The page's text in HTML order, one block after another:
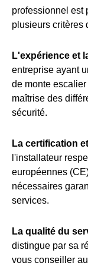
professionnel est
plusieurs critères
L'expérience et
entreprise ayant
de monte
maîtrise des
sécurité.
La certification
l'installateur
européennes
nécessaires
services.
La qualité du
distingue par sa
vous conseiller